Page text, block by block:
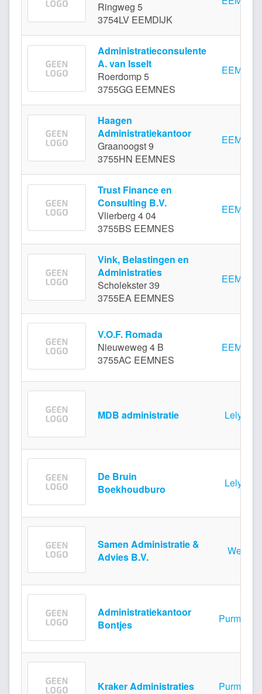
Ringweg 5
3754LV EEMDIJK
Administratieconsulente
A. van Isselt
Roerdomp 5
3755GG EEMNES
EEMNES
Haagen
Administratiekantoor
Graanoogst 9
3755HN EEMNES
EEMNES
Trust Finance en
Consulting B.V.
Vlierberg 4 04
3755BS EEMNES
EEMNES
Vink, Belastingen en
Administraties
Scholekster 39
3755EA EEMNES
EEMNES
V.O.F. Romada
Nieuweweg 4 B
3755AC EEMNES
EEMNES
MDB administratie Lelystad
De Bruin
Boekhoudburo
Lelystad
Samen Administratie &
Advies B.V.
Weesp
Administratiekantoor
Bontjes
Kraker Administraties